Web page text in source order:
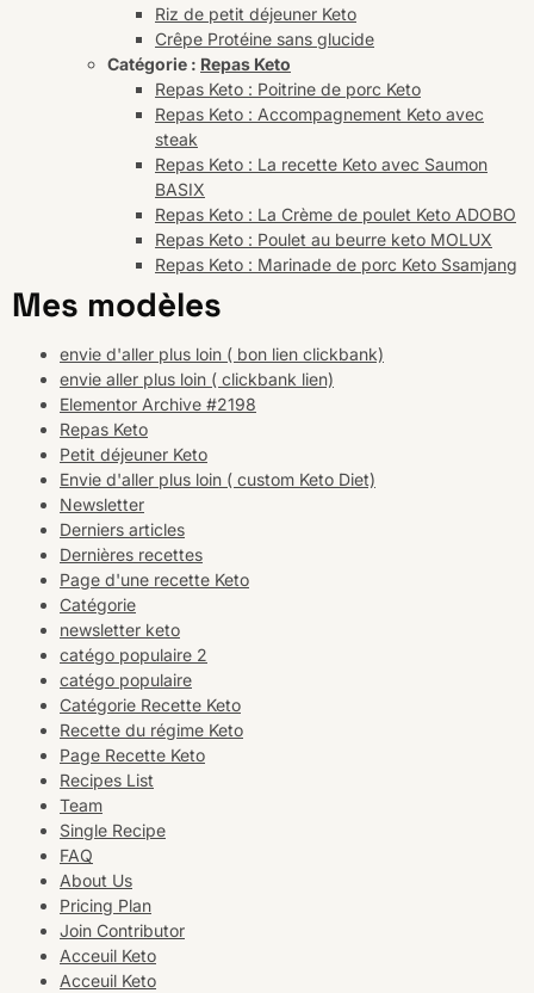
Riz de petit déjeuner Keto
Crêpe Protéine sans glucide
Catégorie : Repas Keto
Repas Keto : Poitrine de porc Keto
Repas Keto : Accompagnement Keto avec
steak
Repas Keto : La recette Keto avec Saumon
BASIX
Repas Keto : La Crème de poulet Keto ADOBO
Repas Keto : Poulet au beurre keto MOLUX
Repas Keto : Marinade de porc Keto Ssamjang
Mes modèles
envie d'aller plus loin ( bon lien clickbank)
envie aller plus loin ( clickbank lien)
Elementor Archive #2198
Repas Keto
Petit déjeuner Keto
Envie d'aller plus loin ( custom Keto Diet)
Newsletter
Derniers articles
Dernières recettes
Page d'une recette Keto
Catégorie
newsletter keto
catégo populaire 2
catégo populaire
Catégorie Recette Keto
Recette du régime Keto
Page Recette Keto
Recipes List
Team
Single Recipe
FAQ
About Us
Pricing Plan
Join Contributor
Acceuil Keto
Acceuil Keto